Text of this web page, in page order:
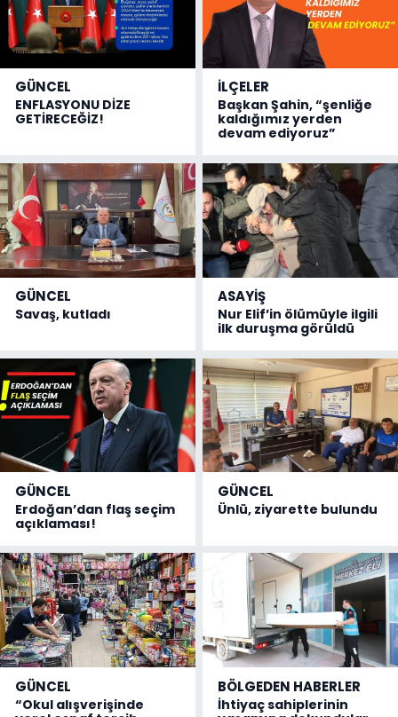
GÜNCEL
ENFLASYONU DİZE
GETİRECEĞİZ!
İLÇELER
Başkan Şahin, “şenliğe
kaldığımız yerden
devam ediyoruz”
GÜNCEL
Savaş, kutladı
ASAYİŞ
Nur Elif’in ölümüyle ilgili
ilk duruşma görüldü
GÜNCEL
Erdoğan’dan flaş seçim
açıklaması!
GÜNCEL
Ünlü, ziyarette bulundu
GÜNCEL
“Okul alışverişinde
BÖLGEDEN HABERLER
İhtiyaç sahiplerinin